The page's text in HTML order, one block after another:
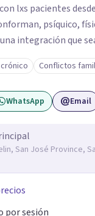
lxs pacientes
psíquico,
integración que
vivir. La experiencia
de lxs
en la
sexualidad,
de la violencia
de pareja y
Conflictos
WhatsApp Email
San José Province,
por sesión